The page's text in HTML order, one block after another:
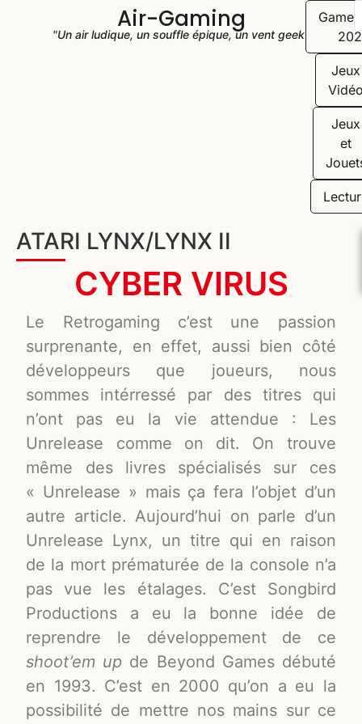
Air-Gaming
"Un air ludique, un souffle épique, un vent geek"
Jeux
Jeux
et
ATARI LYNX/LYNX II
CYBER VIRUS
Le Retrogaming c’est une passion
surprenante, en effet, aussi bien côté
développeurs que joueurs, nous
sommes intérressé par des titres qui
n’ont pas eu la vie attendue : Les
Unrelease comme on dit. On trouve
même des livres spécialisés sur ces
« Unrelease » mais ça fera l’objet d’un
autre article. Aujourd’hui on parle d’un
Unrelease Lynx, un titre qui en raison
de la mort prématurée de la console n’a
pas vue les étalages. C’est Songbird
Productions a eu la bonne idée de
reprendre le développement de ce
shoot’em up de Beyond Games débuté
en 1993. C’est en 2000 qu’on a eu la
possibilité de mettre nos mains sur ce